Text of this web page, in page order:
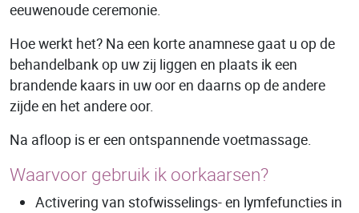
eeuwenoude ceremonie.
Hoe werkt het? Na een korte anamnese gaat u op de
behandelbank op uw zij liggen en plaats ik een
brandende kaars in uw oor en daarns op de andere
zijde en het andere oor.
Na afloop is er een ontspannende voetmassage.
Waarvoor gebruik ik oorkaarsen?
Activering van stofwisselings- en lymfefuncties in